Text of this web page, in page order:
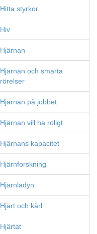
Hitta styrkor
Hiv
Hjärnan
Hjärnan och smarta
rörelser
Hjärnan på jobbet
Hjärnan vill ha roligt
Hjärnans kapacitet
Hjärnforskning
Hjärnladyn
Hjärt och kärl
Hjärtat